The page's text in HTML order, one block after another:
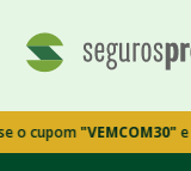
"VEMCOM30"e garanta